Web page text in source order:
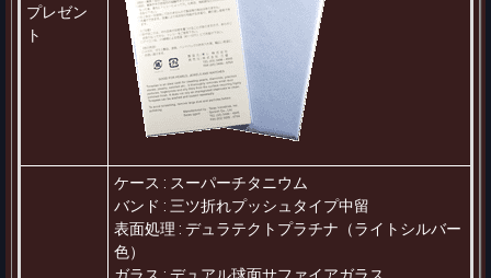
プレゼン
ト
ケース : スーパーチタニウム
バンド : 三ツ折れプッシュタイプ中留
表面処理 : デュラテクトプラチナ（ライトシルバー
色）